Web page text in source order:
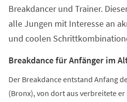
Breakdancer und Trainer.
alle Jungen mit Interesse an
und coolen
Breakdance für Anfänger im
Der Breakdance entstand Anfang
(Bronx), von dort aus verbreitete